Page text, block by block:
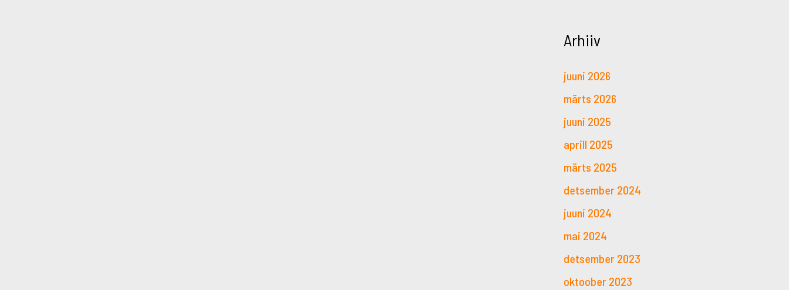
Arhiiv
juuni 2026
märts 2026
juuni 2025
aprill 2025
märts 2025
detsember 2024
juuni 2024
mai 2024
detsember 2023
oktoober 2023